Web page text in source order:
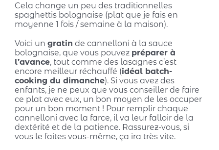
Cela change un peu des traditionnelles
spaghettis bolognaise (plat que je fais en
moyenne 1 fois / semaine à la maison).
Voici un gratin de cannelloni à la sauce
bolognaise, que vous pouvez préparer à
l’avance, tout comme des lasagnes c’est
encore meilleur réchauffé (idéal batch-
cooking du dimanche). Si vous avez des
enfants, je ne peux que vous conseiller de faire
ce plat avec eux, un bon moyen de les occuper
pour un bon moment ! Pour remplir chaque
cannelloni avec la farce, il va leur falloir de la
dextérité et de la patience. Rassurez-vous, si
vous le faites vous-même, ça ira très vite.